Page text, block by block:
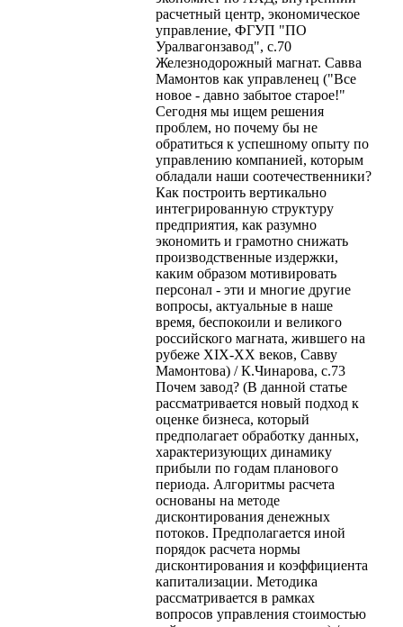
расчетный центр, экономическое
управление, ФГУП "ПО
Уралвагонзавод", с.70
Железнодорожный магнат. Савва
Мамонтов как управленец ("Все
новое - давно забытое старое!"
Сегодня мы ищем решения
проблем, но почему бы не
обратиться к успешному опыту по
управлению компанией, которым
обладали наши соотечественники?
Как построить вертикально
интегрированную структуру
предприятия, как разумно
экономить и грамотно снижать
производственные издержки,
каким образом мотивировать
персонал - эти и многие другие
вопросы, актуальные в наше
время, беспокоили и великого
российского магната, жившего на
рубеже XIX-XX веков, Савву
Мамонтова) / К.Чинарова, с.73
Почем завод? (В данной статье
рассматривается новый подход к
оценке бизнеса, который
предполагает обработку данных,
характеризующих динамику
прибыли по годам планового
периода. Алгоритмы расчета
основаны на методе
дисконтирования денежных
потоков. Предполагается иной
порядок расчета нормы
дисконтирования и коэффициента
капитализации. Методика
рассматривается в рамках
вопросов управления стоимостью